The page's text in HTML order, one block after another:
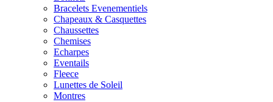
Bracelets Evenementiels
Chapeaux & Casquettes
Chaussettes
Chemises
Echarpes
Eventails
Fleece
Lunettes de Soleil
Montres